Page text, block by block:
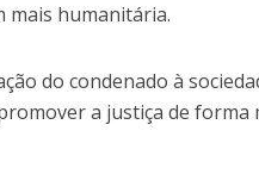
mais humanitária.
do condenado à
a justiça de forma